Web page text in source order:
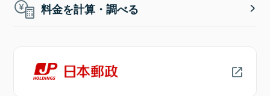
料金を計算・調べる